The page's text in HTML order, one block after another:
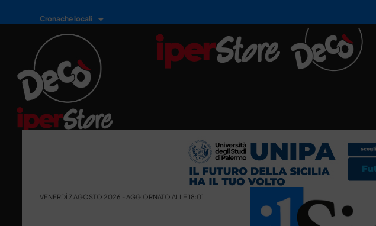
Cronache locali
VENERDÌ 7 AGOSTO 2026 - AGGIORNATO ALLE 18:01